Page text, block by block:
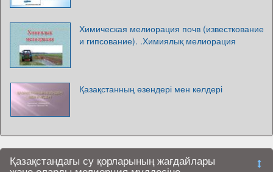
Химическая мелиорация почв (известкование
и гипсование). .Химиялық мелиорация
Қазақстанның өзендері мен көлдері
Қазақстандағы су қорларының жағдайлары